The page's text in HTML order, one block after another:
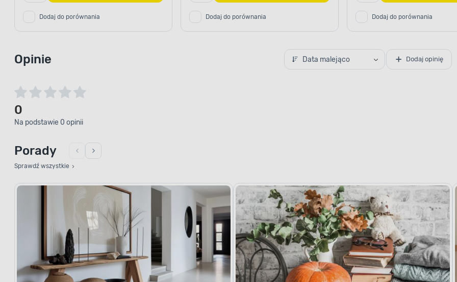
Dodaj do porównania Dodaj do porównania Dodaj do porównania
Opinie Data malejąco Dodaj opinię
0
Na podstawie 0 opinii
Porady
Sprawdź wszystkie